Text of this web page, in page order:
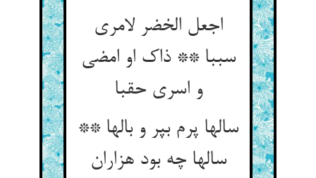
اجعل الخضر لامری
سببا ** ذاک او امضی
و اسری حقبا
سالها پرم بپر و بالها **
سالها چه بود هزاران